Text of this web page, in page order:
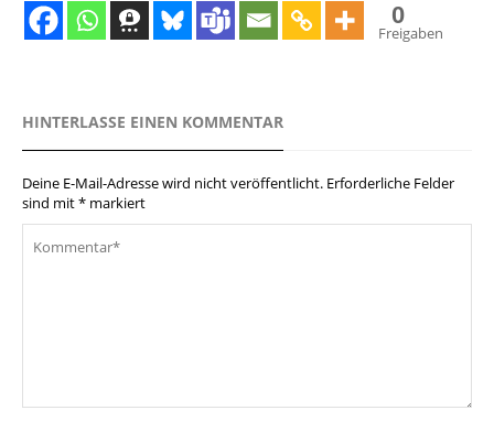
0
Freigaben
HINTERLASSE EINEN KOMMENTAR
Deine E-Mail-Adresse wird nicht veröffentlicht. Erforderliche Felder
sind mit* markiert